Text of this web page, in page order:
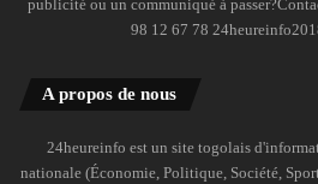
publicité ou un communiqué à
98 12 67 78
A propos de nous
24heureinfo est un site togolais
nationale (Économie, Politique, Société,